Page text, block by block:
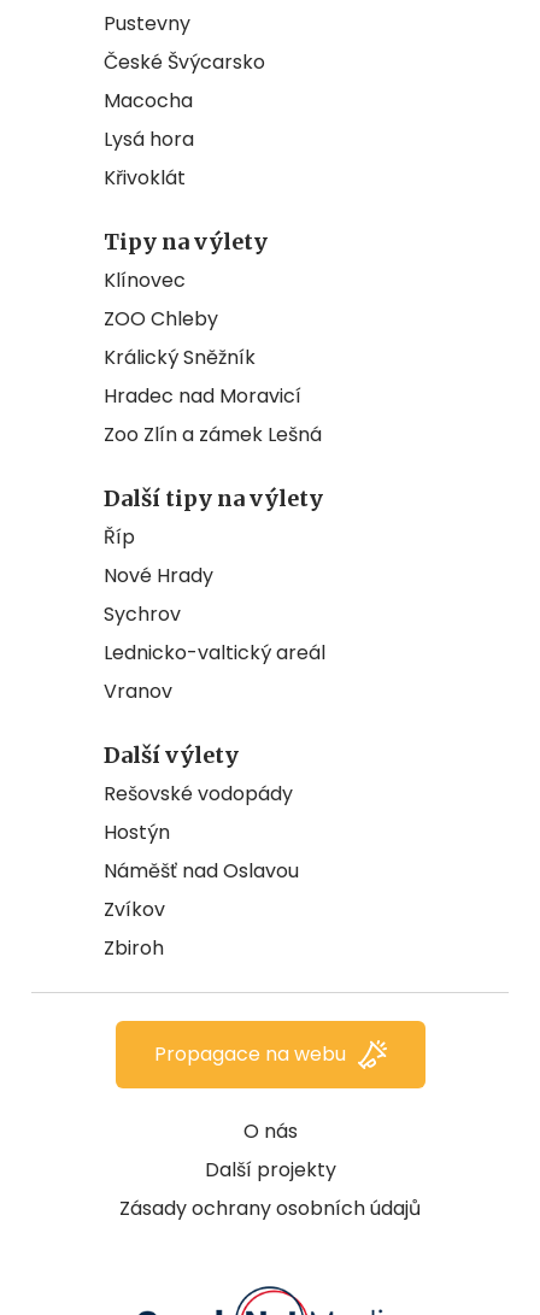
Pustevny
České Švýcarsko
Macocha
Lysá hora
Křivoklát
Tipy na výlety
Klínovec
ZOO Chleby
Králický Sněžník
Hradec nad Moravicí
Zoo Zlín a zámek Lešná
Další tipy na výlety
Říp
Nové Hrady
Sychrov
Lednicko-valtický areál
Vranov
Další výlety
Rešovské vodopády
Hostýn
Náměšť nad Oslavou
Zvíkov
Zbiroh
O nás
Další projekty
Zásady ochrany osobních údajů
Propagace na webu